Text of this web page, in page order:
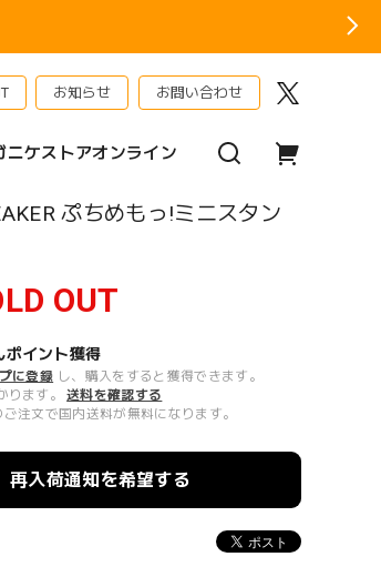
お知らせ お問い合わせ
ニケストアオンライン
ぷちめもっ!ミニスタン
OUT
ポイント獲得
に登録 し、購入をすると獲得できます。
ます。
送料を確認する
注文で国内送料が無料になります。
再入荷通知を希望する